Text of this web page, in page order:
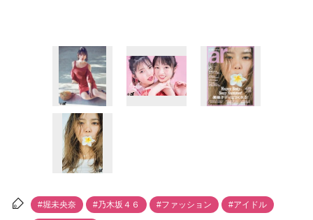
#堀未央奈 #乃木坂４６ #ファッション #アイドル